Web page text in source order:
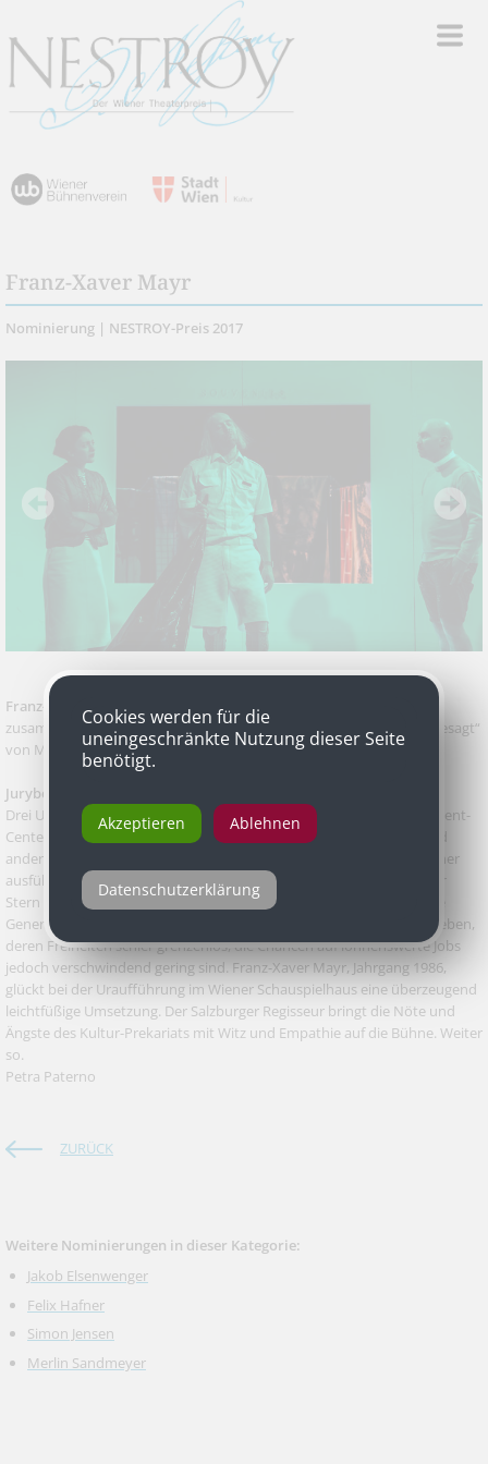
Franz-Xaver Mayr
Nominierung | NESTROY-Preis 2017
Franz-Xaver Mayr als Regisseur für „Diese Mauer fasst sich selbst
zusammen und der Stern hat gesprochen, der Stern hat auch was gesagt“
von Miroslava Svolikova, Uraufführung, Schauspielhaus Wien
Jurybegründung
Drei Uni-Absolventen verheddern sich in einem kafkaesken Assessment-
Center, begegnen einem Hologramm, einem sprechenden Stern und
anderen Absonderlichkeiten. Miroslava Svolikovas Stück mit dem eher
ausführlichen Titel „Diese Mauer fasst sich selbst zusammen und der
Stern hat gesprochen, der Stern hat auch was gesagt“ porträtiert die
Generation Praktikum, die bereit ist, für beruflichen Erfolg alles zu geben,
deren Freiheiten schier grenzenlos, die Chancen auf lohnenswerte Jobs
jedoch verschwindend gering sind. Franz-Xaver Mayr, Jahrgang 1986,
glückt bei der Uraufführung im Wiener Schauspielhaus eine überzeugend
leichtfüßige Umsetzung. Der Salzburger Regisseur bringt die Nöte und
Ängste des Kultur-Prekariats mit Witz und Empathie auf die Bühne. Weiter
so.
Petra Paterno
ZURÜCK
Weitere Nominierungen in dieser Kategorie:
Jakob Elsenwenger
Felix Hafner
Simon Jensen
Merlin Sandmeyer
Cookies werden für die
uneingeschränkte Nutzung dieser Seite
benötigt.
Akzeptieren Ablehnen
Datenschutzerklärung